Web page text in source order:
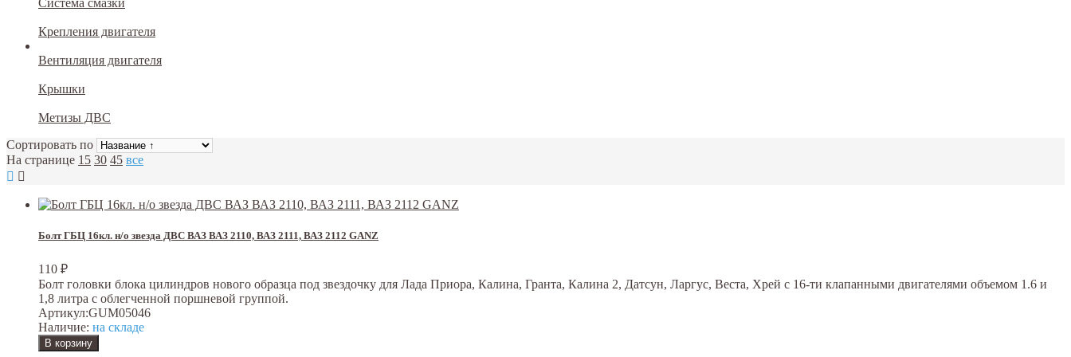
Крепления двигателя
Вентиляция двигателя
Крышки
Метизы ДВС
Сортировать по
На странице 15 30 45 все
Болт ГБЦ 16кл. н/о звезда ДВС ВАЗ ВАЗ 2110, ВАЗ 2111, ВАЗ 2112 GANZ
110 ₽
Болт головки блока цилиндров нового образца под звездочку для Лада Приора, Калина, Гранта, Калина 2, Датсун, Ларгус, Веста, Хрей с 16-ти клапанными двигателями объемом 1.6 и
1,8 литра с облегченной поршневой группой.
Артикул:GUM05046
Наличие: на складе